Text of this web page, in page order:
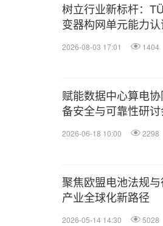
树立行业新标杆：
变器构网单元能力认
2026-08-03 17:01 1404
赋能数据中心算电
备安全与可靠性研
2026-06-18 10:00 2298
聚焦欧盟电池法规
产业全球化新路径
2026-05-14 14:30 5028